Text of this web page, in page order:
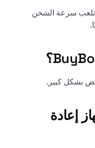
تلعب سرعة الشحن
بشكل كبير.
إعادة